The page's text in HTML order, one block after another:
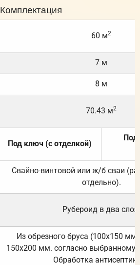
Комплектация
60 м2
7 м
8 м
70.43 м2
Под ключ (с отделкой)
Под
Свайно-винтовой или ж/б сваи
отдельно).
Рубероид в два слоя.
Из обрезного бруса (100х150
150х200 мм. согласно выбранному
Обработка